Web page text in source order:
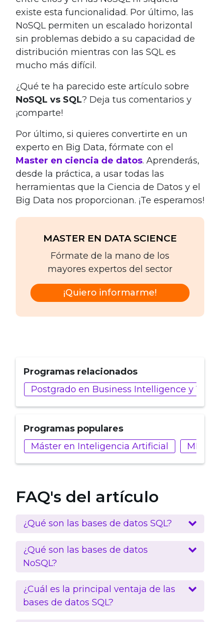
existe esta funcionalidad. Por último, las
NoSQL permiten un escalado horizontal
sin problemas debido a su capacidad de
distribución mientras con las SQL es
mucho más difícil.
¿Qué te ha parecido este artículo sobre
NoSQL vs SQL? Deja tus comentarios y
¡comparte!
Por último, si quieres convertirte en un
experto en Big Data, fórmate con el
Master en ciencia de datos. Aprenderás,
desde la práctica, a usar todas las
herramientas que la Ciencia de Datos y el
Big Data nos proporcionan. ¡Te esperamos!
MASTER EN DATA SCIENCE
Fórmate de la mano de los
mayores expertos del sector
¡Quiero informarme!
Programas relacionados
Postgrado en Business Intelligence y
Programas populares
Máster en Inteligencia Artificial
MBA
FAQ's del artículo
¿Qué son las bases de datos SQL?
¿Qué son las bases de datos
NoSQL?
¿Cuál es la principal ventaja de las
bases de datos SQL?